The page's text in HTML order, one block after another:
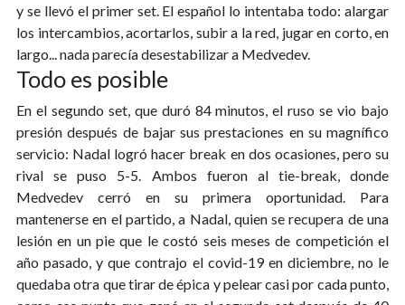
y se llevó el primer set. El español lo intentaba todo: alargar
los intercambios, acortarlos, subir a la red, jugar en corto, en
largo... nada parecía desestabilizar a Medvedev.
Todo es posible
En el segundo set, que duró 84 minutos, el ruso se vio bajo
presión después de bajar sus prestaciones en su magnífico
servicio: Nadal logró hacer break en dos ocasiones, pero su
rival se puso 5-5. Ambos fueron al tie-break, donde
Medvedev cerró en su primera oportunidad. Para
mantenerse en el partido, a Nadal, quien se recupera de una
lesión en un pie que le costó seis meses de competición el
año pasado, y que contrajo el covid-19 en diciembre, no le
quedaba otra que tirar de épica y pelear casi por cada punto,